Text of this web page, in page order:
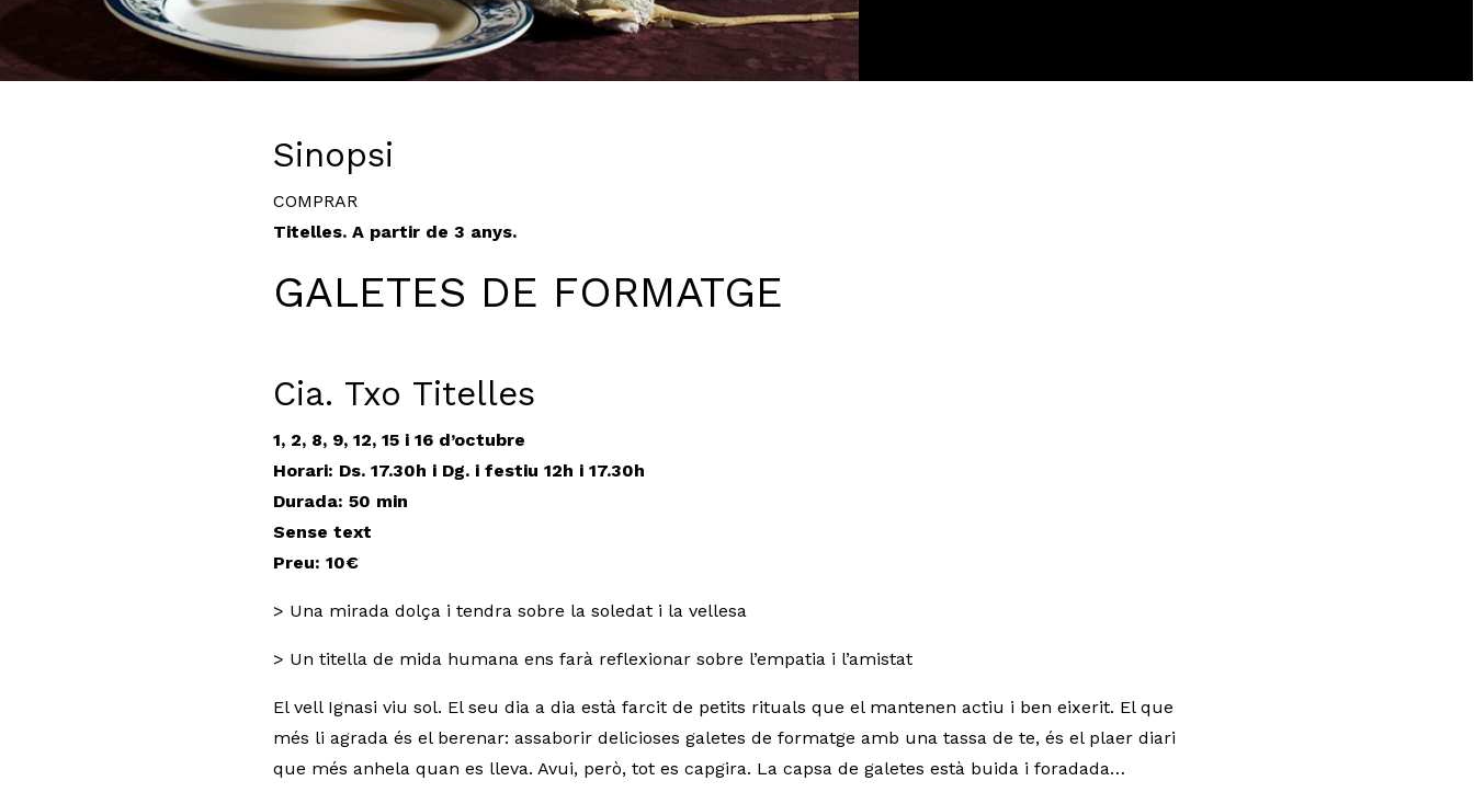
Sinopsi
COMPRAR
Titelles. A partir de 3 anys.
GALETES DE FORMATGE
Cia. Txo Titelles
1, 2, 8, 9, 12, 15 i 16 d’octubre
Horari: Ds. 17.30h i Dg. i festiu 12h i 17.30h
Durada: 50 min
Sense text
Preu: 10€
> Una mirada dolça i tendra sobre la soledat i la vellesa
> Un titella de mida humana ens farà reflexionar sobre l’empatia i l’amistat
El vell Ignasi viu sol. El seu dia a dia està farcit de petits rituals que el mantenen actiu i ben eixerit. El que
més li agrada és el berenar: assaborir delicioses galetes de formatge amb una tassa de te, és el plaer diari
que més anhela quan es lleva. Avui, però, tot es capgira. La capsa de galetes està buida i foradada…